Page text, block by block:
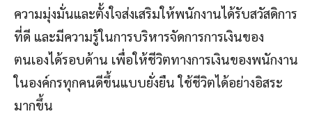
ความมุ่งมั่นและตั้งใจส่งเสริมให้พนักงานได้รับสวัสดิการ
ที่ดี และมีความรู้ในการบริหารจัดการการเงินของ
ตนเองได้รอบด้าน เพื่อให้ชีวิตทางการเงินของพนักงาน
ในองค์กรทุกคนดีขึ้นแบบยั่งยืน ใช้ชีวิตได้อย่างอิสระ
มากขึ้น